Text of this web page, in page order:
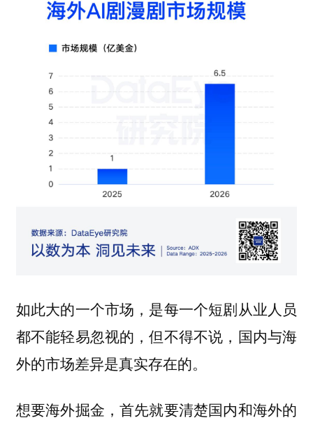
如此大的一个市场，是每一个短剧从业人员
都不能轻易忽视的，但不得不说，国内与海
外的市场差异是真实存在的。
想要海外掘金，首先就要清楚国内和海外的